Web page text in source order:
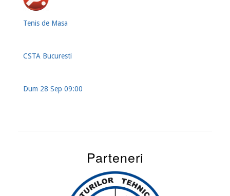
Tenis de Masa
CSTA Bucuresti
Dum 28 Sep 09:00
Parteneri